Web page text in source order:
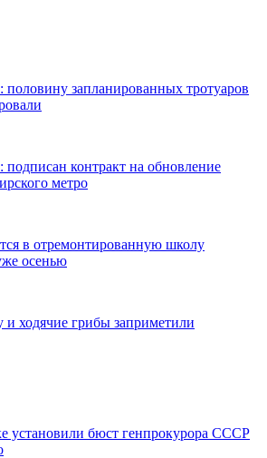
запланированных тротуаров
контракт на обновление
метро
в отремонтированную школу
осенью
ходячие грибы заприметили
установили бюст генпрокурора СССР